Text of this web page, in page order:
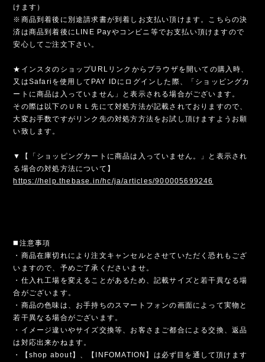
けます）
※商品到着後に別途請求書が到着しお支払い頂けます。こちらの決
済は商品到着後にLINE Payやコンビニ等でお支払い頂けますので
安心してご注文下さい。
★インスタのショップURLリンクからブラウザを開いての購入時、
又はSafariを使用してPAY IDにログインした際、「ショッピングカ
ートに商品は入っていません」と表示される場合がございます。
その際は以下のＵＲＬ先にて対処方法が記載されておりますので、
大変お手数ですがリンク先の対処方方法をお試し頂けますようお願
い致します。
▼【「ショッピングカートに商品は入っていません。」と表示され
る場合の対処方法について】
https://help.thebase.in/hc/ja/articles/900005699246
◼️注意事項
・商品在庫切れにより注文キャンセルとさせていただく恐れもござ
いますので、予めご了承くださいませ。
・仕入れ工場を変えることがあるため、記載サイズと若干異なる場
合がございます。
・商品の色味は、お手持ちのスマートフォンの画面によって実物と
若干異なる場合がございます。
・イメージ違いやサイズ交換等、お客さまご都合による交換、返品
は対応出来かねます。
・【shop about】、【INFOMATION】は必ず目を通して頂けます